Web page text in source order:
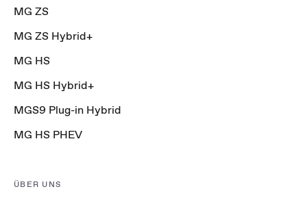
MG ZS
MG ZS Hybrid+
MG HS
MG HS Hybrid+
MGS9 Plug-in Hybrid
MG HS PHEV
ÜBER UNS